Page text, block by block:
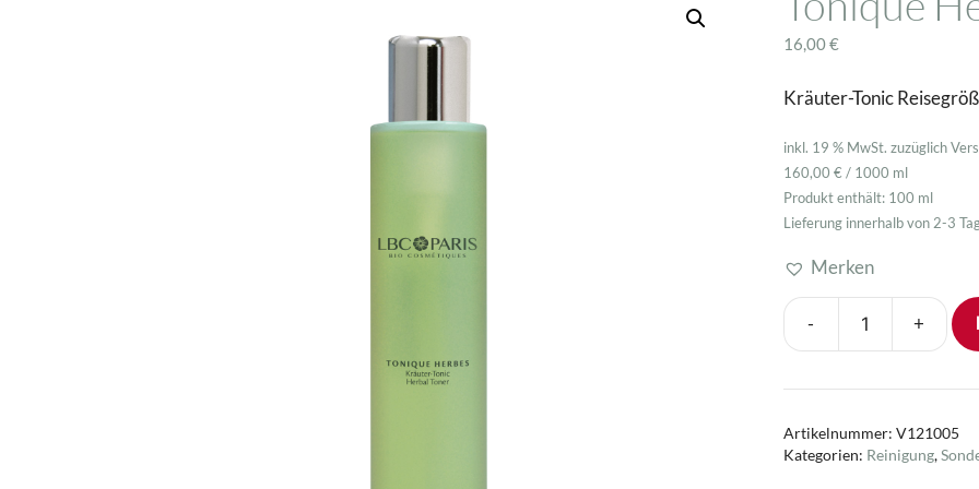
16,00€
Kräuter-Tonic
inkl. 19 % MwSt. zuzüglich
160,00 € / 1000 ml
Produkt enthält: 100 ml
Lieferung innerhalb von 2-3
Merken
-
Tonique
100
Menge
+
Artikelnummer: V121005
Kategorien: Reinigung,